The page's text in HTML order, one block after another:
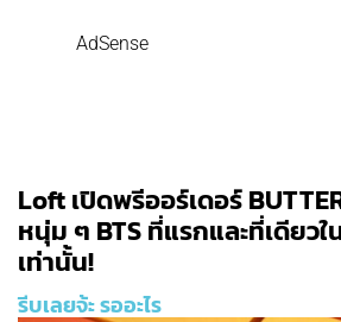
AdSense
Loft เปิดพรีออร์เดอร์
หนุ่ม ๆ BTS ที่แรกและที่เดียวใ
เท่านั้น!
รีบเลยจ้ะ รออะไร